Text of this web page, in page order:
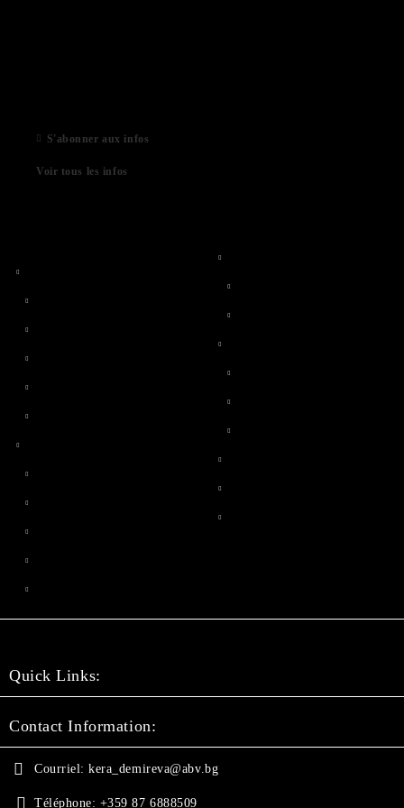
S'abonner aux infos
Voir tous les infos
Quick Links:
Contact Information:
Courriel: kera_demireva@abv.bg
Téléphone: +359 87 6888509